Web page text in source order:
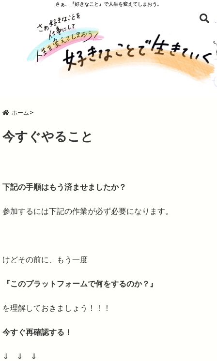
さぁ、『好きなこと』で人生を変えてしまおう。
ホーム
今すぐやること
下記の手順はもう済ませましたか？
参加するには下記の作業が必ず必要になります。
けどその前に、もう一度
『このプラットフォームで何をするのか？』
を理解しておきましょう！！！
今すぐ再確認する！
⇓ ⇓ ⇓